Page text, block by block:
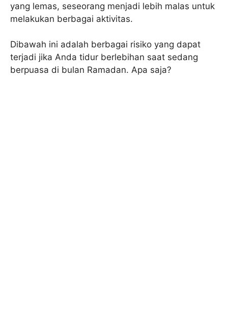
yang lemas, seseorang menjadi lebih malas untuk
melakukan berbagai aktivitas.
Dibawah ini adalah berbagai risiko yang dapat
terjadi jika Anda tidur berlebihan saat sedang
berpuasa di bulan Ramadan. Apa saja?